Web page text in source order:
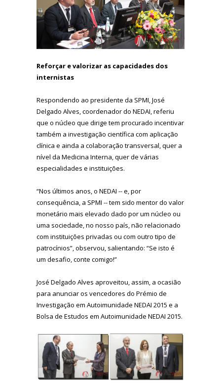
Reforçar e valorizar as capacidades dos
internistas
Respondendo ao presidente da SPMI, José
Delgado Alves, coordenador do NEDAI, referiu
que o núcleo que dirige tem procurado incentivar
também a investigação científica com aplicação
clínica e ainda a colaboração transversal, quer a
nível da Medicina Interna, quer de várias
especialidades e instituições.
“Nos últimos anos, o NEDAI -- e, por
consequência, a SPMI -- tem sido mentor do valor
monetário mais elevado dado por um núcleo ou
uma sociedade, no nosso país, não relacionado
com instituições privadas ou com outro tipo de
patrocínios”, observou, salientando: “Se isto é
um desafio, conte comigo!”
José Delgado Alves aproveitou, assim, a ocasião
para anunciar os vencedores do Prémio de
Investigação em Autoimunidade NEDAI 2015 e a
Bolsa de Estudos em Autoimunidade NEDAI 2015.